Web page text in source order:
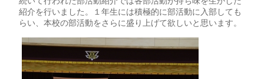
紹介を行いました。１年生には積極的に部活動に入部しても
らい、本校の部活動をさらに盛り上げて欲しいと思います。